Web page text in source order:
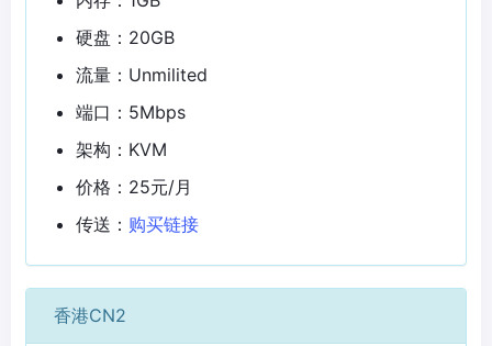
硬盘：20GB
流量：Unmilited
端口：5Mbps
架构：KVM
价格：25元/月
传送： 购买链接
香港CN2